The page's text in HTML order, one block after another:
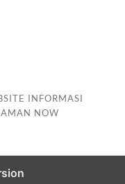
INFORMASI
NOW